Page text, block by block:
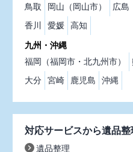
鳥取
岡山（岡山市） 広島
香川
愛媛 高知
九州・沖縄
福岡（福岡市・北九州市）
大分
宮崎 鹿児島 沖縄
対応サービスから遺品
遺品整理